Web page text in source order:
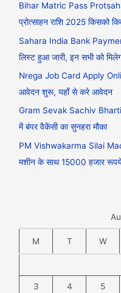
Bihar Matric Pass
प्रोत्साहन राशि 2025 किसको
Sahara India Bank
लिस्ट हुआ जारी, इन सभी को
Nrega Job Card Apply
आवेदन शुरू, यहाँ से करे आवेदन
Gram Sevak Sachiv Bharti
में बंपर वैकेंसी का सुनहरा मौका
PM Vishwakarma Silai
मशीन के साथ 15000 हजार रूपये
M T W
3 4 5